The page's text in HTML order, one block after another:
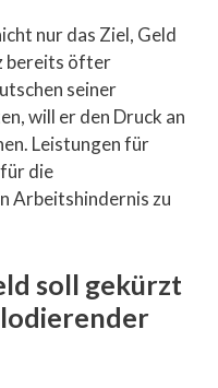
nur das Ziel, Geld
bereits öfter
seiner
will er den Druck an
Leistungen für
die
Arbeitshindernis zu
soll gekürzt